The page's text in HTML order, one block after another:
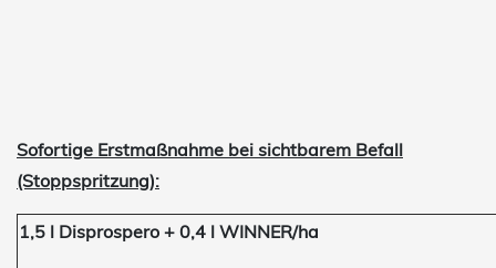
Sofortige Erstmaßnahme bei sichtbarem Befall
(Stoppspritzung):
1,5 l Disprospero + 0,4 l WINNER/ha